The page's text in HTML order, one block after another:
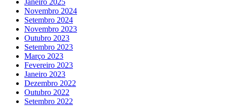
Janeiro 2025
Novembro 2024
Setembro 2024
Novembro 2023
Outubro 2023
Setembro 2023
Março 2023
Fevereiro 2023
Janeiro 2023
Dezembro 2022
Outubro 2022
Setembro 2022